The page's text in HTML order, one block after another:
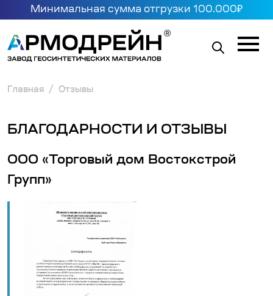
Главная Отзывы
БЛАГОДАРНОСТИ И ОТЗЫВЫ
ООО «Торговый дом Востокстрой
Групп»
Минимальная сумма отгрузки 100.000₽